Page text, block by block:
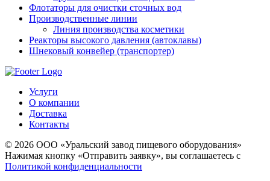
Флотаторы для очистки сточных вод
Производственные линии
Линия производства косметики
Реакторы высокого давления (автоклавы)
Шнековый конвейер (транспортер)
Услуги
О компании
Доставка
Контакты
© 2026 ООО «Уральский завод пищевого оборудования»
Нажимая кнопку «Отправить заявку», вы соглашаетесь с
Политикой конфиденциальности